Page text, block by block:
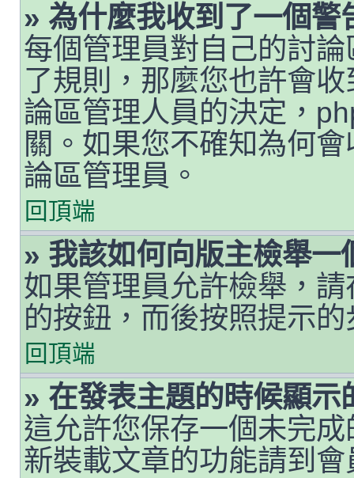
» 為什麼我收到了一個警
每個管理員對自己的討
了規則，那麼您也許會
論區管理人員的決定，
關。如果您不確知為何
論區管理員。
回頂端
» 我該如何向版主檢舉一
如果管理員允許檢舉，
的按鈕，而後按照提示
回頂端
» 在發表主題的時候顯
這允許您保存一個未完
新裝載文章的功能請到